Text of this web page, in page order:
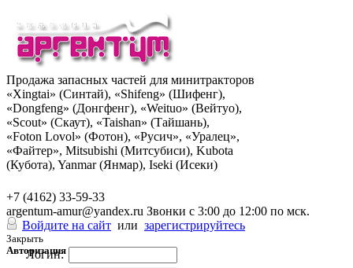
Продажа запасных частей для минитракторов
«Xingtai» (Синтай), «Shifeng» (Шифенг),
«Dongfeng» (Донгфенг), «Weituo» (Вейтуо),
«Scout» (Скаут), «Taishan» (Тайшань),
«Foton Lovol» (Фотон), «Русич», «Уралец»,
«Файтер», Mitsubishi (Митсубиси), Kubota
(Кубота), Yanmar (Янмар), Iseki (Исеки)
+7 (4162) 33-59-33
argentum-amur@yandex.ru Звонки с 3:00 до 12:00 по мск.
Войдите на сайт или зарегистрируйтесь
Закрыть
Авторизация
Логин: